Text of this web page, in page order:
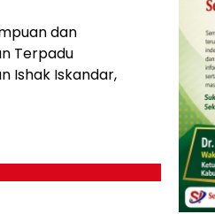
dan
Terpadu
Ishak Iskandar,